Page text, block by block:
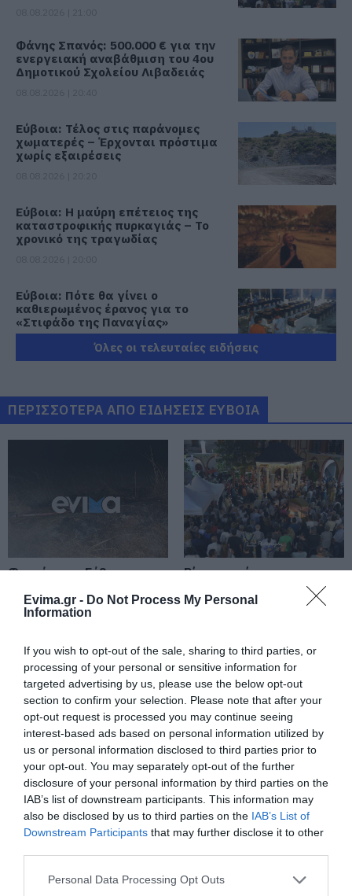
Evima.gr - Do Not Process My Personal
Information
If you wish to opt-out of the sale, sharing to third parties, or
processing of your personal or sensitive information for
targeted advertising by us, please use the below opt-out
section to confirm your selection. Please note that after your
opt-out request is processed you may continue seeing
interest-based ads based on personal information utilized by
us or personal information disclosed to third parties prior to
your opt-out. You may separately opt-out of the further
disclosure of your personal information by third parties on the
IAB’s list of downstream participants. This information may
also be disclosed by us to third parties on the IAB’s List of
Downstream Participants that may further disclose it to other
Please note that this website/app uses one or more Google
Personal Data Processing Opt Outs
Φάνης Σπανός: 500.000 € για την
ενεργειακή αναβάθμιση του 4ου
Δημοτικού Σχολείου Λιβαδειάς
Εύβοια: Τέλος στις παράνομες
χωματερές – Έρχονται πρόστιμα
χωρίς εξαιρέσεις
Εύβοια: Η μαύρη επέτειος της
καταστροφικής πυρκαγιάς – Το
χρονικό της τραγωδίας
Εύβοια: Πότε θα γίνει ο
καθιερωμένος έρανος για το
«Στιφάδο της Παναγίας»
08.08.2026 | 19:40
στη Θεσσαλονίκη
08.08.2026 | 19:20
Κάνεις δεν ξεχνά τι έζησε η
08.08.2026 | 19:00
Σε δημοπρασία η μπάλα των
ιστορικών γκολ του Μαραντόνα
νερό – Σοβαρή καταγγελία
08.08.2026 | 18:20
Αγροτικές ενισχύσεις: Ποιοι θα
λάβουν νωρίτερα τις
προκαταβολές
08.08.2026 | 18:00
Σε πελάγη ευτυχίας
αντιδήμαρχος στην Εύβοια! Έγινε
για τρίτη φορά παππούς!
Ευρυδίκη Βαλαβάνη: Οι
Όλες οι τελευταίες ειδήσεις
ΠΕΡΙΣΣΟΤΕΡΑ ΑΠΟ ΕΙΔΗΣΕΙΣ ΕΥΒΟΙΑ
Φωτιά στην Εύβοια σε
Ρίγη συγκίνησης στην
Εύβοια! Η Ιερά Μονή
Οσίου Δαυΐδ έλαμψε
Εύβοια: Τέλος στις
παράνομες χωματερές
– Έρχονται πρόστιμα
χωρίς εξαιρέσεις
Εύβοια: Η μαύρη
επέτειος της
καταστροφικής
πυρκαγιάς – Το
χρονικό της τραγωδίας